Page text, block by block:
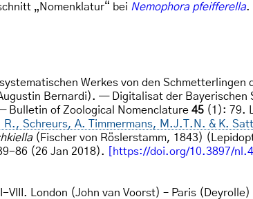
„Nomenklatur“ bei Nemophora pfeifferella.
Werkes von den Schmetterlingen
Bernardi). — Digitalisat der Bayerischen
Bulletin of Zoological Nomenclature 45 (1): 79.
Schreurs, A. Timmermans, M.J.T.N. & K.
(Fischer von Röslerstamm, 1843)
86 (26 Jan 2018). [https://doi.org/10.3897/
VIII. London (John van Voorst) – Paris